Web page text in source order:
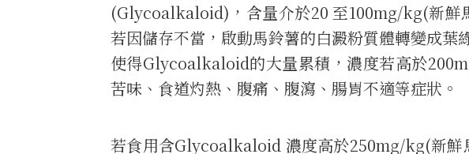
(Glycoalkaloid)，含量介於20 至100mg/kg(新鮮
若因儲存不當，啟動馬鈴薯的白澱粉質體轉變成葉
使得Glycoalkaloid的大量累積，濃度若高於
苦味、食道灼熱、腹痛、腹瀉、腸胃不適等症狀。
若食用含Glycoalkaloid 濃度高於250mg/kg(新鮮